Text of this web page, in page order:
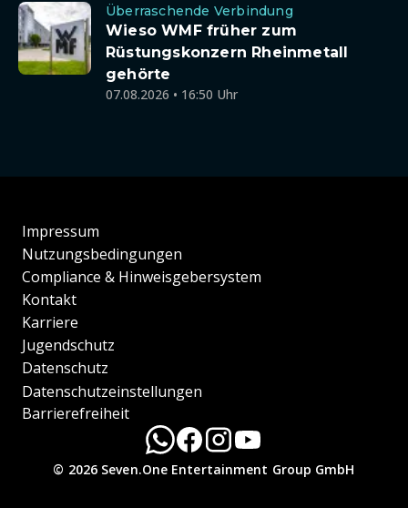
Überraschende Verbindung
Wieso WMF früher zum
Rüstungskonzern Rheinmetall
gehörte
07.08.2026 • 16:50 Uhr
Impressum
Nutzungsbedingungen
Compliance & Hinweisgebersystem
Kontakt
Karriere
Jugendschutz
Datenschutz
Datenschutzeinstellungen
Barrierefreiheit
© 2026 Seven.One Entertainment Group GmbH